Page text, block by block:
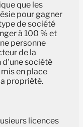
que les
pour gagner
de société
à 100 % et
personne
de la
d'une société
en place
propriété.
licences